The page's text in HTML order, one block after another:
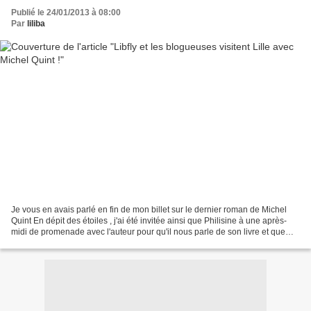
Publié le 24/01/2013 à 08:00
Par liliba
Je vous en avais parlé en fin de mon billet sur le dernier roman de Michel
Quint En dépit des étoiles , j'ai été invitée ainsi que Philisine à une après-
midi de promenade avec l'auteur pour qu'il nous parle de son livre et que